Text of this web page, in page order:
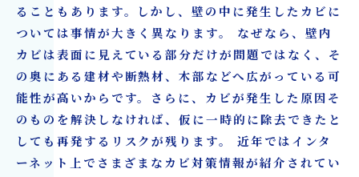
ることもあります。しかし、壁の中に発生したカビに
ついては事情が大きく異なります。 なぜなら、壁内
カビは表面に見えている部分だけが問題ではなく、そ
の奥にある建材や断熱材、木部などへ広がっている可
能性が高いからです。さらに、カビが発生した原因そ
のものを解決しなければ、仮に一時的に除去できたと
しても再発するリスクが残ります。 近年ではインタ
ーネット上でさまざまなカビ対策情報が紹介されてい